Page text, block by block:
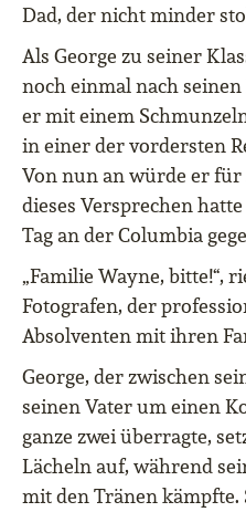
Dad, der nicht minder
Als George zu seiner
noch einmal nach
er mit einem
in einer der vordersten
Von nun an würde er für
dieses Versprechen
Tag an der Columbia
„Familie Wayne, bitte!“,
Fotografen, der
Absolventen mit ihren
George, der zwischen
seinen Vater um einen
ganze zwei überragte,
Lächeln auf, während
mit den Tränen kämpfte.